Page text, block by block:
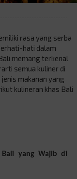
rasa yang serba
hati dalam
memang terkenal
semua kuliner di
makanan yang
kulineran khas Bali
yang Wajib di